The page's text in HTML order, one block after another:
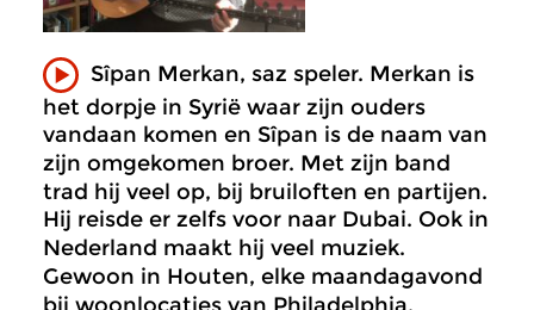
Sîpan Merkan, saz speler. Merkan is
het dorpje in Syrië waar zijn ouders
vandaan komen en Sîpan is de naam van
zijn omgekomen broer. Met zijn band
trad hij veel op, bij bruiloften en partijen.
Hij reisde er zelfs voor naar Dubai. Ook in
Nederland maakt hij veel muziek.
Gewoon in Houten, elke maandagavond